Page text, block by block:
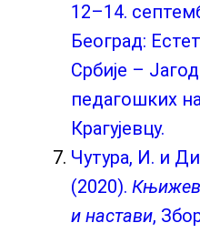
12–14.
Београд:
Србије –
педагошких
Крагујевцу.
Чутура, И. и
(2020).
и настави,